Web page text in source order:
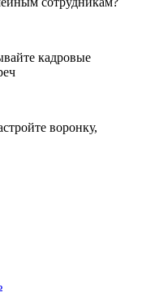
кадровые
воронку,